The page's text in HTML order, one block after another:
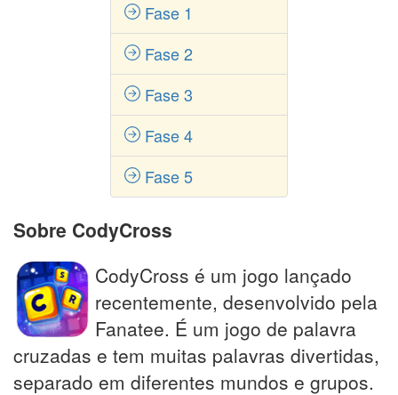
Fase 1
Fase 2
Fase 3
Fase 4
Fase 5
Sobre CodyCross
CodyCross é um jogo lançado
recentemente, desenvolvido pela
Fanatee. É um jogo de palavra
cruzadas e tem muitas palavras divertidas,
separado em diferentes mundos e grupos.